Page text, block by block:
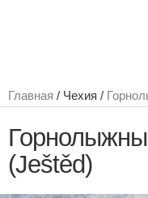
Главная / Чехия /
(Ještěd)